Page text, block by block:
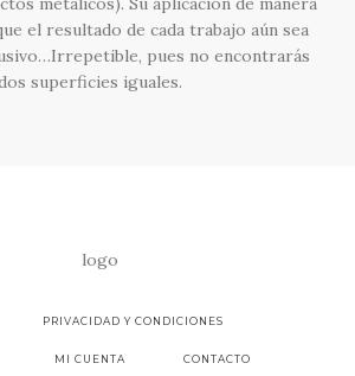
el resultado de cada trabajo aún sea
pues no encontrarás
superficies iguales.
PRIVACIDAD Y CONDICIONES
MI CUENTA CONTACTO